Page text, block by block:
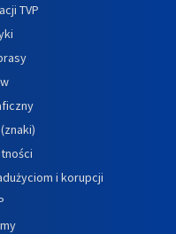
TVP
i korupcji